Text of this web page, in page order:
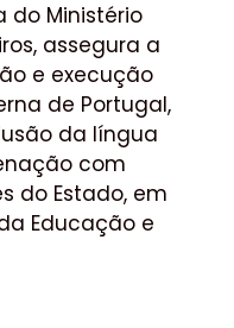
do Ministério
assegura a
e execução
de Portugal,
da língua
com
do Estado, em
Educação e